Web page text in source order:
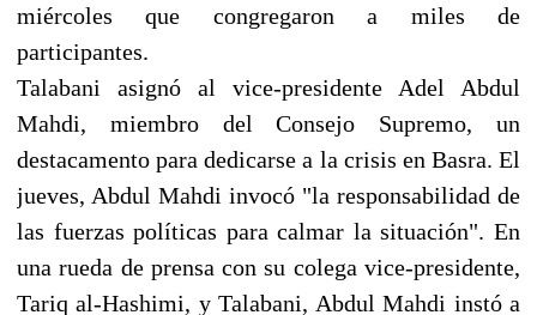
miércoles que congregaron a miles de
participantes.
Talabani asignó al vice-presidente Adel Abdul
Mahdi, miembro del Consejo Supremo, un
destacamento para dedicarse a la crisis en Basra. El
jueves, Abdul Mahdi invocó "la responsabilidad de
las fuerzas políticas para calmar la situación". En
una rueda de prensa con su colega vice-presidente,
Tariq al-Hashimi, y Talabani, Abdul Mahdi instó a